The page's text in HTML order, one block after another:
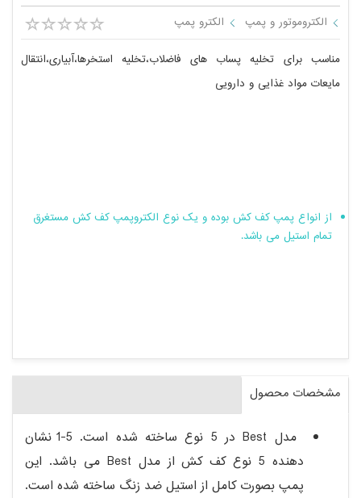
الکتروموتور و پمپ الکترو پمپ
مناسب برای تخلیه پساب های فاضلاب،تخلیه استخرها،آبیاری،انتقال
مایعات مواد غذایی و دارویی
از انواع پمپ کف کش بوده و یک نوع الکتروپمپ کف کش مستغرق
تمام استیل می باشد.
مشخصات محصول
مدل Best در 5 نوع ساخته شده است. 5-1 نشان
دهنده 5 نوع کف کش از مدل Best می باشد. این
پمپ بصورت کامل از استیل ضد زنگ ساخته شده است.